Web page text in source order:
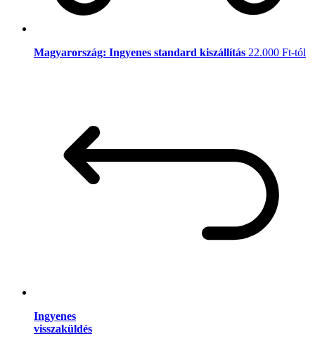
Magyarország: Ingyenes standard kiszállítás 22.000 Ft-tól
Ingyenes
visszaküldés